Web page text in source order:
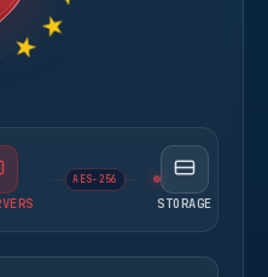
AES-256
STORAGE